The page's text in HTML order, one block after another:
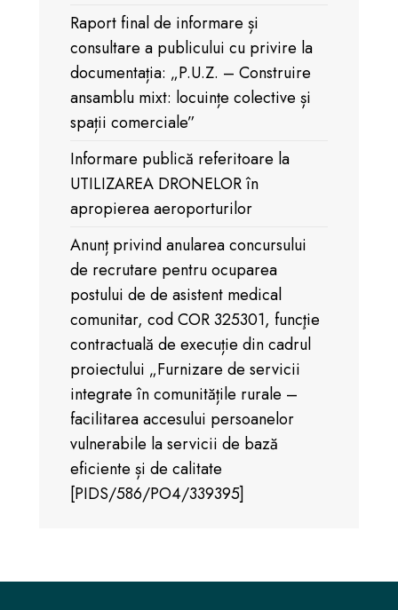
Raport final de informare și
consultare a publicului cu privire la
documentația: „P.U.Z. – Construire
ansamblu mixt: locuințe colective și
spații comerciale”
Informare publică referitoare la
UTILIZAREA DRONELOR în
apropierea aeroporturilor
Anunț privind anularea concursului
de recrutare pentru ocuparea
postului de de asistent medical
comunitar, cod COR 325301, funcţie
contractuală de execuție din cadrul
proiectului „Furnizare de servicii
integrate în comunitățile rurale –
facilitarea accesului persoanelor
vulnerabile la servicii de bază
eficiente și de calitate
[PIDS/586/PO4/339395]